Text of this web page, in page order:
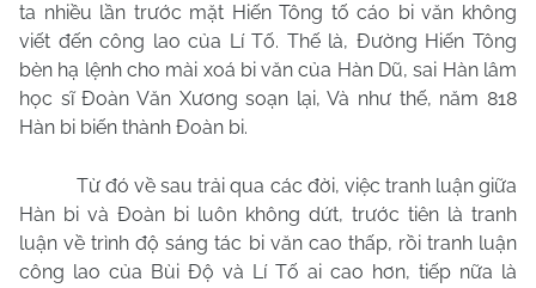
ta nhiều lần trước mặt Hiến Tông tố cáo bi văn không
viết đến công lao của Lí Tố. Thế là, Đường Hiến Tông
bèn hạ lệnh cho mài xoá bi văn của Hàn Dũ, sai Hàn lâm
học sĩ Đoàn Văn Xương soạn lại, Và như thế, năm 818
Hàn bi biến thành Đoàn bi.
Từ đó về sau trải qua các đời, việc tranh luận giữa
Hàn bi và Đoàn bi luôn không dứt, trước tiên là tranh
luận về trình độ sáng tác bi văn cao thấp, rồi tranh luận
công lao của Bùi Độ và Lí Tố ai cao hơn, tiếp nữa là